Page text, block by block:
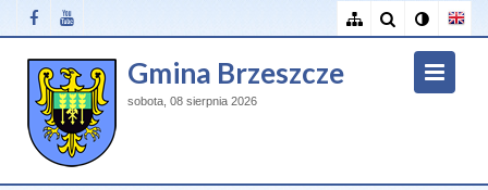
Gmina Brzeszcze
sobota, 08 sierpnia 2026